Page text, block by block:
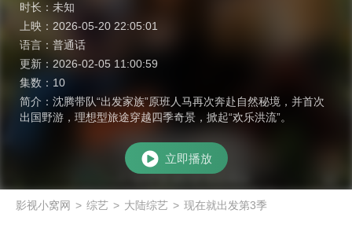
时长： 未知
上映： 2026-05-20 22:05:01
语言： 普通话
更新： 2026-02-05 11:00:59
集数： 10
简介： 沈腾带队“出发家族”原班人马再次奔赴自然秘境，并首次
出国野游，理想型旅途穿越四季奇景，掀起“欢乐洪流”。
立即播放
影视小窝网 > 综艺 > 大陆综艺 > 现在就出发第3季